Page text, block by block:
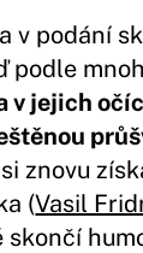
v podání
podle
v jejich
znovu
(Vasil
skončí